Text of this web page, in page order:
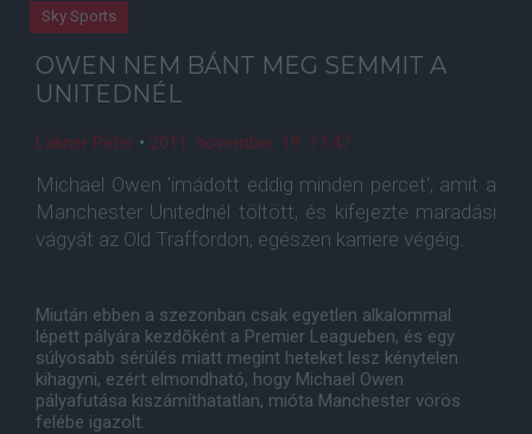
Sky Sports
OWEN NEM BÁNT MEG SEMMIT A
UNITEDNÉL
Lakner Péter • 2011. november. 19. 17:47
Michael Owen 'imádott eddig minden percet', amit a
Manchester Unitednél töltött, és kifejezte maradási
vágyát az Old Traffordon, egészen karriere végéig.
Miután ebben a szezonban csak egyetlen alkalommal
lépett pályára kezdõként a Premier Leagueben, és egy
súlyosabb sérülés miatt megint heteket lesz kénytelen
kihagyni, ezért elmondható, hogy Michael Owen
pályafutása kiszámíthatatlan, mióta Manchester vörös
felébe igazolt.